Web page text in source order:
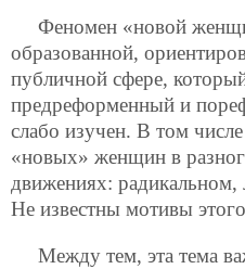
Феномен «новой
образованной,
публичной сфере,
предреформенный и
слабо изучен. В том
«новых» женщин в
движениях:
Не известны мотивы
Между тем, эта тема